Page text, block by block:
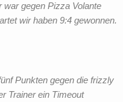
gegen Pizza Volante
wir haben 9:4 gewonnen.
Punkten gegen die frizzly
Trainer ein Timeout